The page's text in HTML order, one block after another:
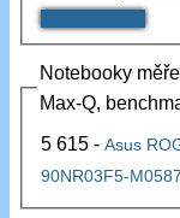
Notebooky
Max-Q,
5 615 -Asus ROG Zephyrus G14 GA401IV-
90NR03F5-